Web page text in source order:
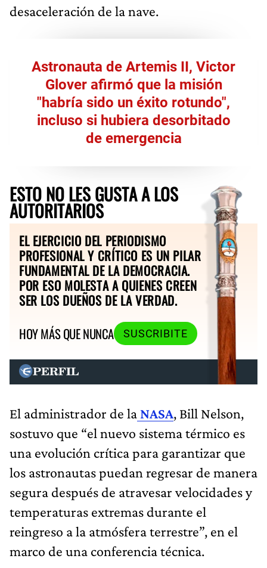
desaceleración de la nave.
Astronauta de Artemis II, Victor
Glover afirmó que la misión
"habría sido un éxito rotundo",
incluso si hubiera desorbitado
de emergencia
ESTO NO LES GUSTA A LOS
AUTORITARIOS
EL EJERCICIO DEL PERIODISMO
PROFESIONAL Y CRÍTICO ES UN PILAR
FUNDAMENTAL DE LA DEMOCRACIA.
POR ESO MOLESTA A QUIENES CREEN
SER LOS DUEÑOS DE LA VERDAD.
HOY MÁS QUE NUNCA
SUSCRIBITE
El administrador de la NASA, Bill Nelson,
sostuvo que “el nuevo sistema térmico es
una evolución crítica para garantizar que
los astronautas puedan regresar de manera
segura después de atravesar velocidades y
temperaturas extremas durante el
reingreso a la atmósfera terrestre”, en el
marco de una conferencia técnica.